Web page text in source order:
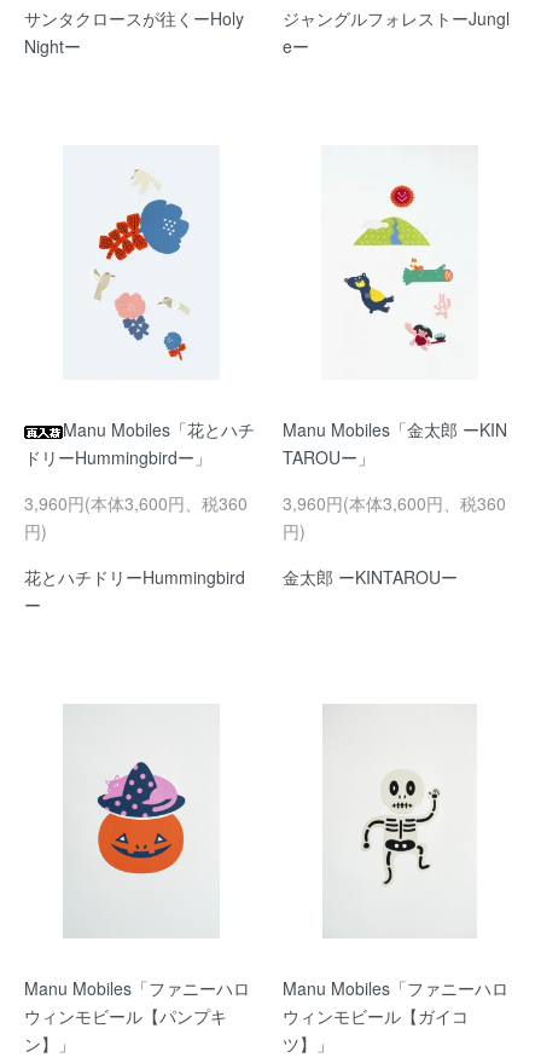
サンタクロースが往くーHoly
Nightー
ジャングルフォレストーJungl
eー
Manu Mobiles「花とハチ
ドリーHummingbirdー」
3,960円(本体3,600円、税360
円)
花とハチドリーHummingbird
ー
Manu Mobiles「金太郎 ーKIN
TAROUー」
3,960円(本体3,600円、税360
円)
金太郎 ーKINTAROUー
Manu Mobiles「ファニーハロ
ウィンモビール【パンプキ
ン】」
Manu Mobiles「ファニーハロ
ウィンモビール【ガイコ
ツ】」